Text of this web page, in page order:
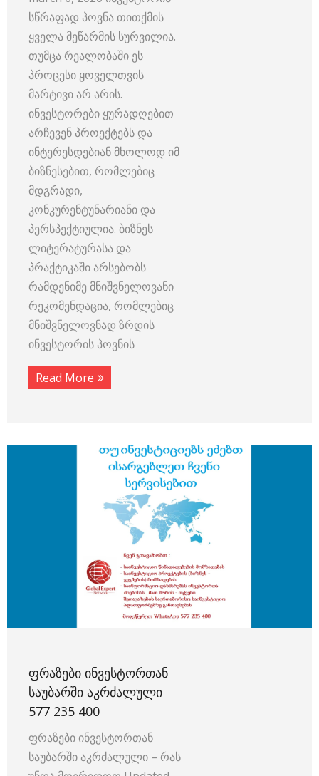
სწრაფად პოვნა თითქმის
ყველა მეწარმის სურვილია.
თუმცა რეალობაში ეს
პროცესი ყოველთვის
მარტივი არ არის.
ინვესტორები ყურადღებით
არჩევენ პროექტებს და
ინტერესდებიან მხოლოდ იმ
ბიზნესებით, რომლებიც
მდგრადი,
კონკურენტუნარიანი და
პერსპექტიულია. ბიზნეს
ლიტერატურასა და
პრაქტიკაში არსებობს
რამდენიმე მნიშვნელოვანი
რეკომენდაცია, რომლებიც
მნიშვნელოვნად ზრდის
ინვესტორის პოვნის
Read More
ᲤᲠᲐᲖᲔᲑᲘ ᲘᲜᲕᲔᲡᲢᲝᲠᲗᲐᲜ
ᲡᲐᲣᲑᲐᲠᲨᲘ ᲐᲙᲠᲫᲐᲚᲣᲚᲘ
577 235 400
ფრაზები ინვესტორთან
საუბარში აკრძალული – რას